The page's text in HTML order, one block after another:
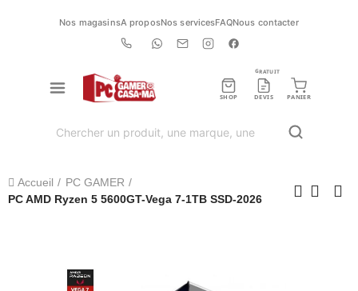
Nos magasinsA proposNos servicesFAQNous contacter
SHOP DEVIS
GRATUIT
PANIER
Accueil
PC GAMER
PC AMD Ryzen 5 5600GT-Vega 7-1TB SSD-2026